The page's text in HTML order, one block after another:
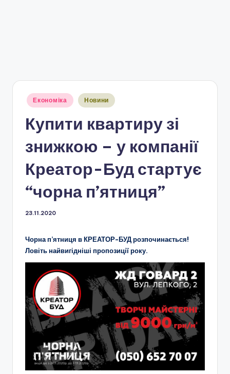
Опубліковано
Економіка Новини
Купити квартиру зі
знижкою – у компанії
Креатор-Буд стартує
“чорна п’ятниця”
23.11.2020
Чорна п’ятниця в КРЕАТОР-БУД розпочинається!
Ловіть найвигідніші пропозиції року.